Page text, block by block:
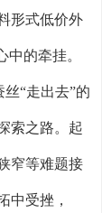
形式低价外
的牵挂。
“走出去”的
索之路。起
窄等难题接
中受挫，